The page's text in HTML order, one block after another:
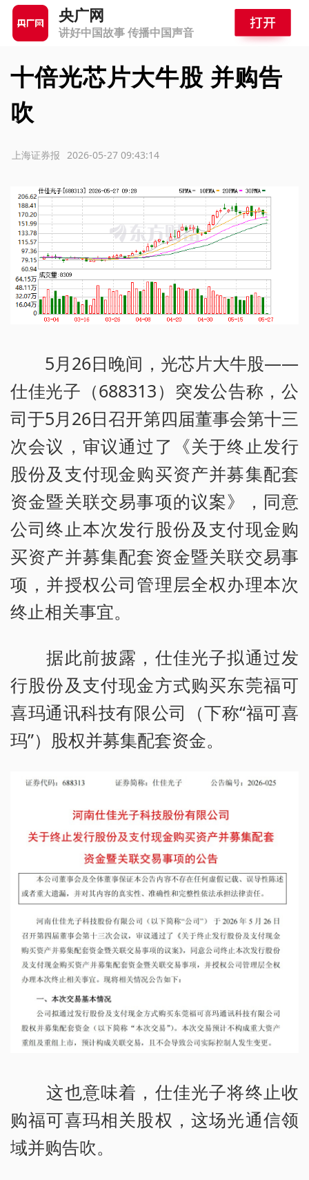
央广网
讲好中国故事 传播中国声音
十倍光芯片大牛股 并购告
吹
2026-05-27 09:43:14
上海证券报
5月26日晚间，光芯片大牛股——
仕佳光子（688313）突发公告称，公
司于5月26日召开第四届董事会第十三
次会议，审议通过了《关于终止发行
股份及支付现金购买资产并募集配套
资金暨关联交易事项的议案》，同意
公司终止本次发行股份及支付现金购
买资产并募集配套资金暨关联交易事
项，并授权公司管理层全权办理本次
终止相关事宜。
据此前披露，仕佳光子拟通过发
行股份及支付现金方式购买东莞福可
喜玛通讯科技有限公司（下称“福可喜
玛”）股权并募集配套资金。
这也意味着，仕佳光子将终止收
购福可喜玛相关股权，这场光通信领
域并购告吹。